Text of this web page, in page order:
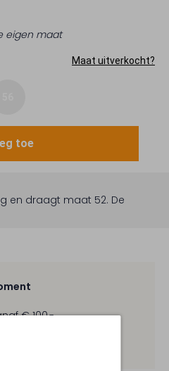
eigen maat
Maat uitverkocht?
toe
en draagt maat 52. De
€ 100,-
dagen